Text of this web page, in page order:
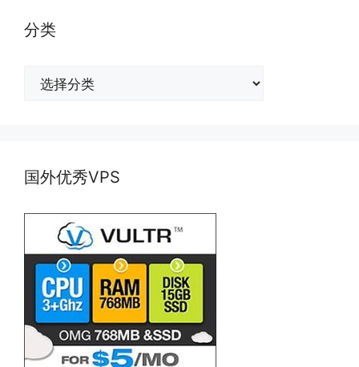
分类
国外优秀VPS